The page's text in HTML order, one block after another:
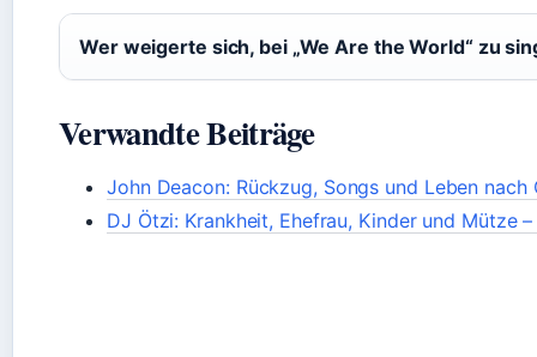
Wer weigerte sich, bei „We Are the World“ zu
Verwandte Beiträge
John Deacon: Rückzug, Songs und Leben nach
DJ Ötzi: Krankheit, Ehefrau, Kinder und Mütze